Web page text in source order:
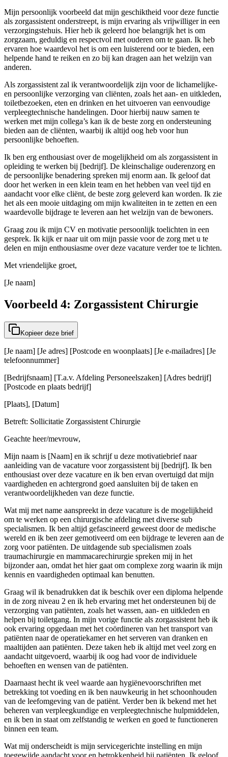
Mijn persoonlijk voorbeeld dat mijn geschiktheid voor deze functie
als zorgassistent onderstreept, is mijn ervaring als vrijwilliger in een
verzorgingstehuis. Hier heb ik geleerd hoe belangrijk het is om
zorgzaam, geduldig en respectvol met ouderen om te gaan. Ik heb
ervaren hoe waardevol het is om een luisterend oor te bieden, een
helpende hand te reiken en zo bij kan dragen aan het welzijn van
anderen.
Als zorgassistent zal ik verantwoordelijk zijn voor de lichamelijke-
en persoonlijke verzorging van cliënten, zoals het aan- en uitkleden,
toiletbezoeken, eten en drinken en het uitvoeren van eenvoudige
verpleegtechnische handelingen. Door hierbij nauw samen te
werken met mijn collega’s kan ik de beste zorg en ondersteuning
bieden aan de cliënten, waarbij ik altijd oog heb voor hun
persoonlijke behoeften.
Ik ben erg enthousiast over de mogelijkheid om als zorgassistent in
opleiding te werken bij [bedrijf]. De kleinschalige ouderenzorg en
de persoonlijke benadering spreken mij enorm aan. Ik geloof dat
door het werken in een klein team en het hebben van veel tijd en
aandacht voor elke cliënt, de beste zorg geleverd kan worden. Ik zie
het als een mooie uitdaging om mijn kwaliteiten in te zetten en een
waardevolle bijdrage te leveren aan het welzijn van de bewoners.
Graag zou ik mijn CV en motivatie persoonlijk toelichten in een
gesprek. Ik kijk er naar uit om mijn passie voor de zorg met u te
delen en mijn enthousiasme over deze vacature verder toe te lichten.
Met vriendelijke groet,
[Je naam]
Voorbeeld 4: Zorgassistent Chirurgie
Kopieer deze brief
[Je naam] [Je adres] [Postcode en woonplaats] [Je e-mailadres] [Je
telefoonnummer]
[Bedrijfsnaam] [T.a.v. Afdeling Personeelszaken] [Adres bedrijf]
[Postcode en plaats bedrijf]
[Plaats], [Datum]
Betreft: Sollicitatie Zorgassistent Chirurgie
Geachte heer/mevrouw,
Mijn naam is [Naam] en ik schrijf u deze motivatiebrief naar
aanleiding van de vacature voor zorgassistent bij [bedrijf]. Ik ben
enthousiast over deze vacature en ik ben ervan overtuigd dat mijn
vaardigheden en achtergrond goed aansluiten bij de taken en
verantwoordelijkheden van deze functie.
Wat mij met name aanspreekt in deze vacature is de mogelijkheid
om te werken op een chirurgische afdeling met diverse sub
specialismen. Ik ben altijd gefascineerd geweest door de medische
wereld en ik ben zeer gemotiveerd om een bijdrage te leveren aan de
zorg voor patiënten. De uitdagende sub specialismen zoals
traumachirurgie en mammacarechirurgie spreken mij in het
bijzonder aan, omdat het hier gaat om complexe zorg waarin ik mijn
kennis en vaardigheden optimaal kan benutten.
Graag wil ik benadrukken dat ik beschik over een diploma helpende
in de zorg niveau 2 en ik heb ervaring met het ondersteunen bij de
verzorging van patiënten, zoals het wassen, aan- en uitkleden en
helpen bij toiletgang. In mijn vorige functie als zorgassistent heb ik
ook ervaring opgedaan met het coördineren van het transport van
patiënten naar de operatiekamer en het serveren van dranken en
maaltijden aan patiënten. Deze taken heb ik altijd met veel zorg en
aandacht uitgevoerd, waarbij ik oog had voor de individuele
behoeften en wensen van de patiënten.
Daarnaast hecht ik veel waarde aan hygiënevoorschriften met
betrekking tot voeding en ik ben nauwkeurig in het schoonhouden
van de leefomgeving van de patiënt. Verder ben ik bekend met het
beheren van verpleegkundige en verpleegtechnische hulpmiddelen,
en ik ben in staat om zelfstandig te werken en goed te functioneren
binnen een team.
Wat mij onderscheidt is mijn servicegerichte instelling en mijn
toegewijde aandacht voor en betrokkenheid bij patiënten. Ik geloof